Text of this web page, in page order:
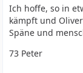
Ich hoffe, so in
kämpft und
Späne und
73 Peter